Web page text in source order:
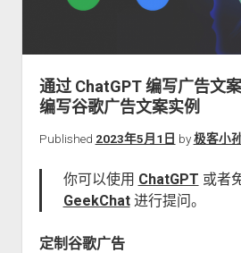
成长思维
极客智坊文档
关于本站
通过 ChatGPT 编写广告文
编写谷歌广告文案实例
Published 2023年5月1日 by极客小
你可以使用 ChatGPT 或者
GeekChat进行提问。
定制谷歌广告